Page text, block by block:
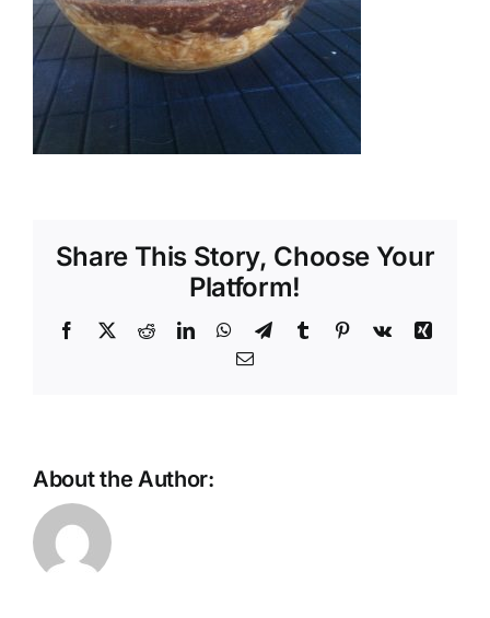
Shop
Tratamente naturale
Iubim fructele
Share This Story, Choose Your
Platform!
Facebook
X RedditLinkedInWhatsApp
TelegramTumblr Pinterest
Vk
Xing
Email
About the Author: